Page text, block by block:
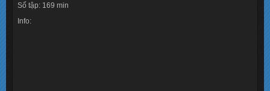
Số tập: 169 min
Info: